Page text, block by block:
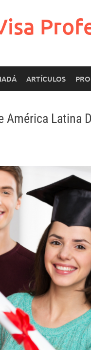
ARTÍCULOS
Latina